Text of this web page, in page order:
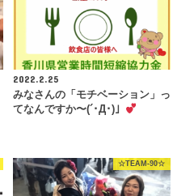
2022.2.25
みなさんの「モチベーション」っ
てなんですか〜(´･Д･)」
☆TEAM-90☆